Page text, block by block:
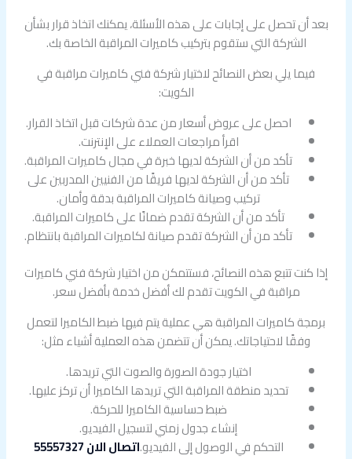
بعد أن تحصل على إجابات على هذه الأسئلة، يمكنك اتخاذ قرار بشأن
الشركة التي ستقوم بتركيب كاميرات المراقبة الخاصة بك.
فيما يلي بعض النصائح لاختيار شركة فني كاميرات مراقبة في
الكويت:
احصل على عروض أسعار من عدة شركات قبل اتخاذ القرار.
اقرأ مراجعات العملاء على الإنترنت.
تأكد من أن الشركة لديها خبرة في مجال كاميرات المراقبة.
تأكد من أن الشركة لديها فريقًا من الفنيين المدربين على
تركيب وصيانة كاميرات المراقبة بدقة وأمان.
تأكد من أن الشركة تقدم ضمانًا على كاميرات المراقبة.
تأكد من أن الشركة تقدم صيانة لكاميرات المراقبة بانتظام.
إذا كنت تتبع هذه النصائح، فستتمكن من اختيار شركة فني كاميرات
مراقبة في الكويت تقدم لك أفضل خدمة بأفضل سعر.
برمجة كاميرات المراقبة هي عملية يتم فيها ضبط الكاميرا لتعمل
وفقًا لاحتياجاتك. يمكن أن تتضمن هذه العملية أشياء مثل:
اختيار جودة الصورة والصوت التي تريدها.
تحديد منطقة المراقبة التي تريدها الكاميرا أن تركز عليها.
ضبط حساسية الكاميرا للحركة.
إنشاء جدول زمني لتسجيل الفيديو.
التحكم في الوصول إلى الفيديو.اتصال الان 55557327